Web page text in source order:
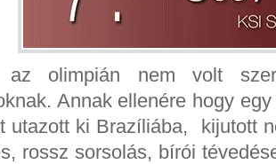
az olimpián nem volt
Annak ellenére hogy
utazott ki Brazíliába, kijutott
rossz sorsolás, bírói